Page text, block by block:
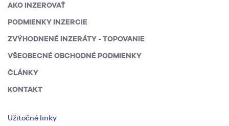
AKO INZEROVAŤ
PODMIENKY INZERCIE
ZVÝHODNENÉ INZERÁTY - TOPOVANIE
VŠEOBECNÉ OBCHODNÉ PODMIENKY
ČLÁNKY
KONTAKT
Užitočné linky